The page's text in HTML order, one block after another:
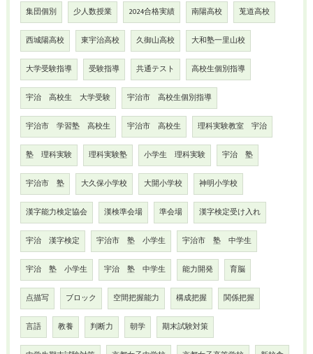
集団個別 少人数授業 2024合格実績 南陽高校 莵道高校
西城陽高校 東宇治高校 久御山高校 大和塾一里山校
大学受験指導 受験指導 共通テスト 高校生個別指導
宇治 高校生 大学受験 宇治市 高校生個別指導
宇治市 学習塾 高校生 宇治市 高校生 理科実験教室 宇治
塾 理科実験 理科実験塾 小学生 理科実験 宇治 塾
宇治市 塾 大久保小学校 大開小学校 神明小学校
漢字能力検定協会 漢検準会場 準会場 漢字検定受け入れ
宇治 漢字検定 宇治市 塾 小学生 宇治市 塾 中学生
宇治 塾 小学生 宇治 塾 中学生 能力開発 育脳
点描写 ブロック 空間把握能力 構成把握 関係把握
言語 教養 判断力 朝学 期末試験対策